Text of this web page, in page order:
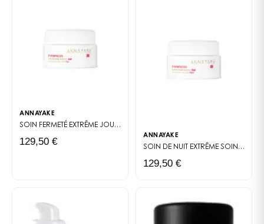
ANNAYAKE
SOIN FERMETÉ EXTRÊME JOUR
129,50 €
ANNAYAKE
SOIN DE NUIT EXTRÊME SOIN DE NUIT HAUTE TECHNOLOGIE : FERMETÉ ET ÉCLAT PENDANT LE PIC DE RÉGÉNÉRATION CELLULAIRE.
129,50 €